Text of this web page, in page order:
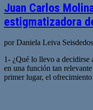
Juan Carlos
estigmatizadora
por Daniela Leiva
1- ¿Qué lo llevo a
en una función tan
primer lugar, el